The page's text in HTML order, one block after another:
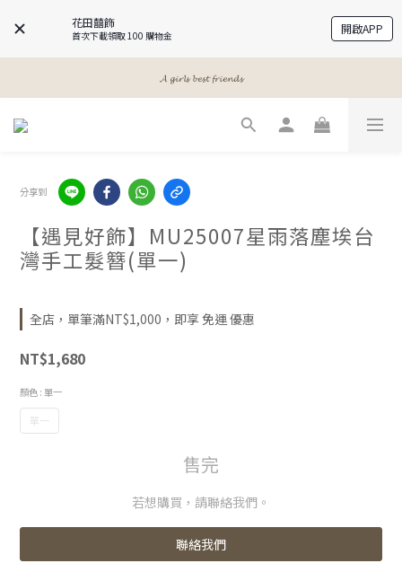
花田囍飾
首次下載領取 100 購物金 開啟APP
𝓐 𝓰𝓲𝓻𝓵𝓼 𝓫𝓮𝓼𝓽 𝓯𝓻𝓲𝓮𝓷𝓭𝓼
𝓐 𝓰𝓲𝓻𝓵𝓼 𝓫𝓮𝓼𝓽 𝓯𝓻𝓲𝓮𝓷𝓭𝓼
分享到
【遇見好飾】MU25007星雨落塵埃台
灣手工髮簪(單一)
全店，單筆滿NT$1,000，即享 免運 優惠
NT$1,680
顏色 : 單一
單一
售完
若想購買，請聯絡我們。
聯絡我們